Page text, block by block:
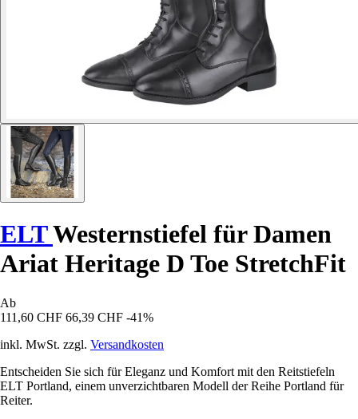
ELTWesternstiefel für Damen
Ariat Heritage D Toe StretchFit
Ab
111,60 CHF 66,39 CHF -41%
inkl. MwSt. zzgl. Versandkosten
Entscheiden Sie sich für Eleganz und Komfort mit den Reitstiefeln
ELT Portland, einem unverzichtbaren Modell der Reihe Portland für
Reiter.